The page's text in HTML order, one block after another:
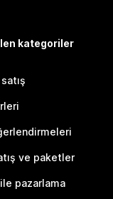
kategoriler
ve paketler
pazarlama